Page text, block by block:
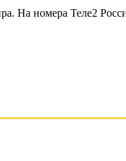
На номера Теле2